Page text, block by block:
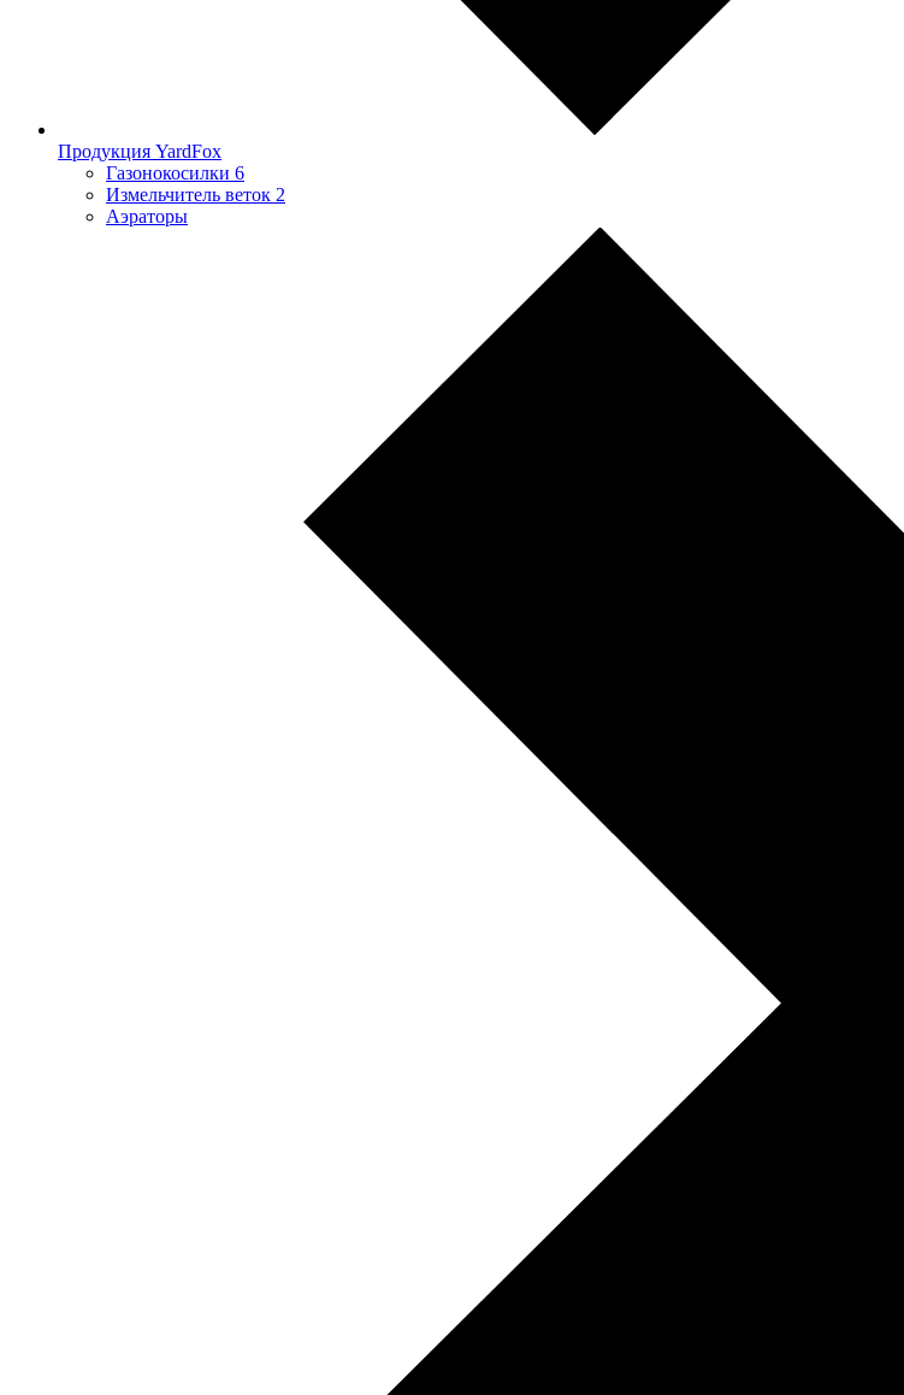
Продукция YardFox
Газонокосилки 6
Измельчитель веток 2
Аэраторы